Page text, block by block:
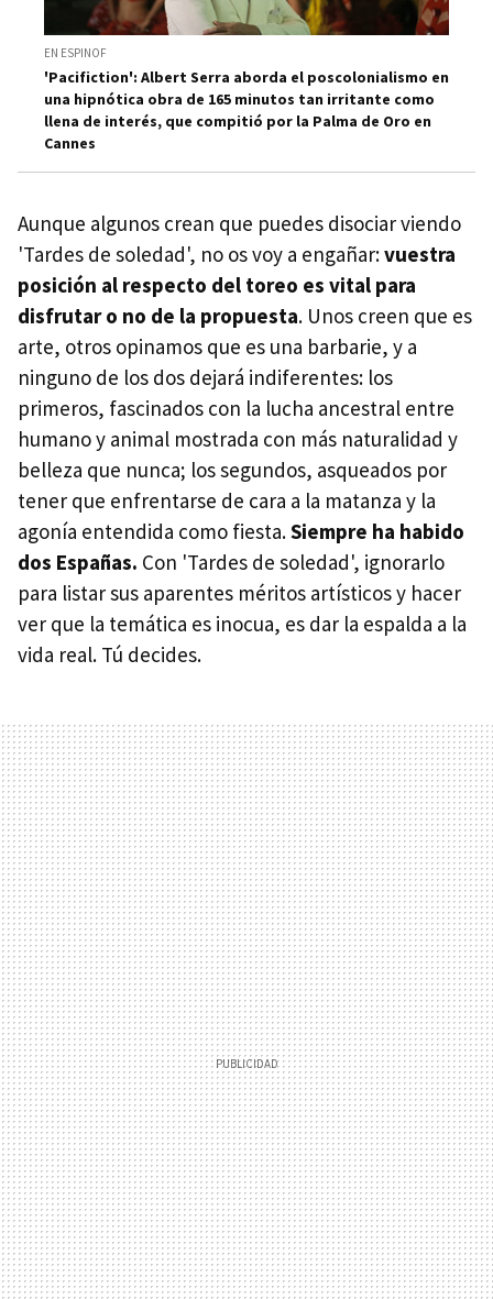
EN ESPINOF
'Pacifiction': Albert Serra aborda el poscolonialismo en
una hipnótica obra de 165 minutos tan irritante como
llena de interés, que compitió por la Palma de Oro en
Cannes
Aunque algunos crean que puedes disociar viendo
'Tardes de soledad', no os voy a engañar:vuestra
posición al respecto del toreo es vital para
disfrutar o no de la propuesta. Unos creen que es
arte, otros opinamos que es una barbarie, y a
ninguno de los dos dejará indiferentes: los
primeros, fascinados con la lucha ancestral entre
humano y animal mostrada con más naturalidad y
belleza que nunca; los segundos, asqueados por
tener que enfrentarse de cara a la matanza y la
agonía entendida como fiesta.Siempre ha habido
dos Españas. Con 'Tardes de soledad', ignorarlo
para listar sus aparentes méritos artísticos y hacer
ver que la temática es inocua, es dar la espalda a la
vida real. Tú decides.